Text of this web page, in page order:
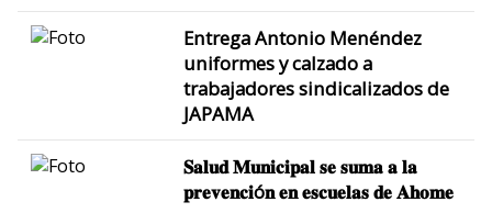
Entrega Antonio Menéndez
uniformes y calzado a
trabajadores sindicalizados de
JAPAMA
𝐒𝐚𝐥𝐮𝐝 𝐌𝐮𝐧𝐢𝐜𝐢𝐩𝐚𝐥 𝐬𝐞 𝐬𝐮𝐦𝐚 𝐚 𝐥𝐚
𝐩𝐫𝐞𝐯𝐞𝐧𝐜𝐢ó𝐧 𝐞𝐧 𝐞𝐬𝐜𝐮𝐞𝐥𝐚𝐬 𝐝𝐞 𝐀𝐡𝐨𝐦𝐞